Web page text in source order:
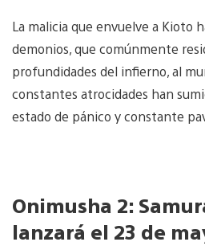
La malicia que envuelve a Kioto
demonios, que comúnmente
profundidades del infierno, al
constantes atrocidades han
estado de pánico y constante
Onimusha 2:
lanzará el 23 de